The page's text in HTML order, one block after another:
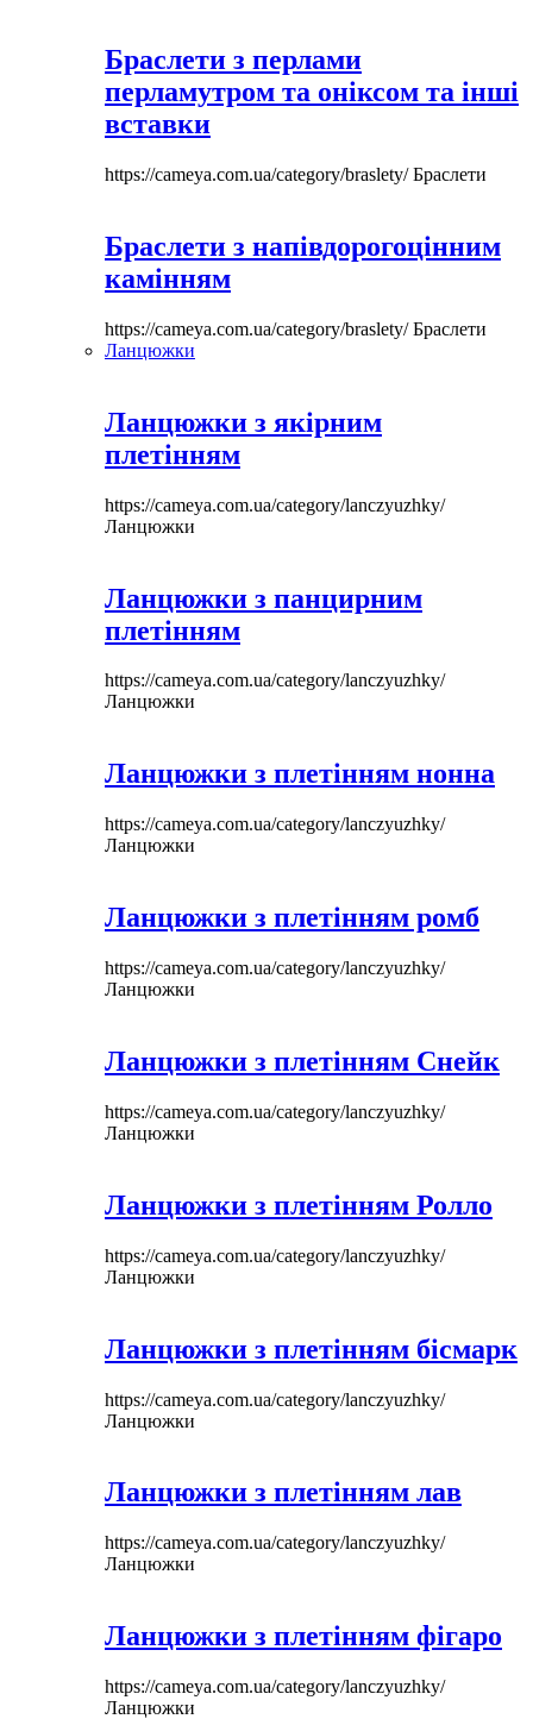
Браслети з перлами
перламутром та оніксом та інші
вставки
https://cameya.com.ua/category/braslety/Браслети
Браслети з напівдорогоцінним
камінням
https://cameya.com.ua/category/braslety/Браслети
Ланцюжки
Ланцюжки з якірним
плетінням
https://cameya.com.ua/category/lanczyuzhky/
Ланцюжки
Ланцюжки з панцирним
плетінням
https://cameya.com.ua/category/lanczyuzhky/
Ланцюжки
Ланцюжки з плетінням нонна
https://cameya.com.ua/category/lanczyuzhky/
Ланцюжки
Ланцюжки з плетінням ромб
https://cameya.com.ua/category/lanczyuzhky/
Ланцюжки
Ланцюжки з плетінням Снейк
https://cameya.com.ua/category/lanczyuzhky/
Ланцюжки
Ланцюжки з плетінням Ролло
https://cameya.com.ua/category/lanczyuzhky/
Ланцюжки
Ланцюжки з плетінням бісмарк
https://cameya.com.ua/category/lanczyuzhky/
Ланцюжки
Ланцюжки з плетінням лав
https://cameya.com.ua/category/lanczyuzhky/
Ланцюжки
Ланцюжки з плетінням фігаро
https://cameya.com.ua/category/lanczyuzhky/
Ланцюжки